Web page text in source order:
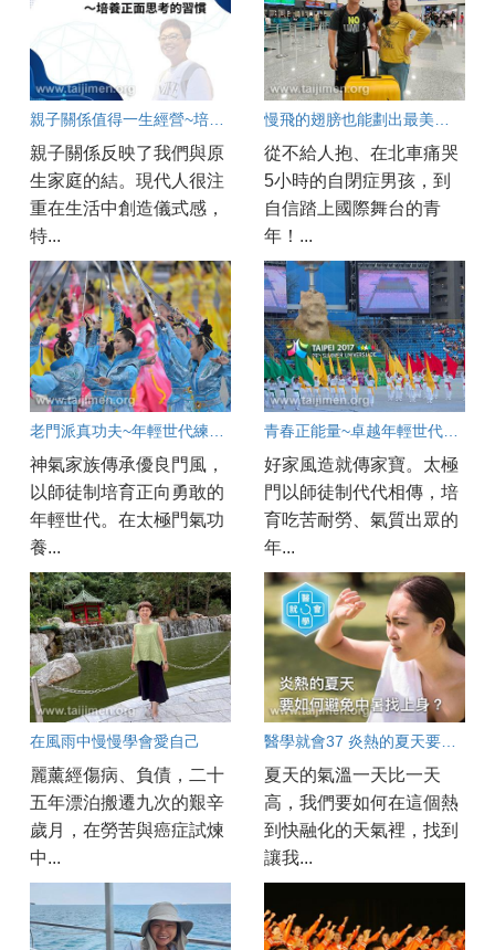
親子關係值得一生經營~培養...
親子關係反映了我們與原
生家庭的結。現代人很注
重在生活中創造儀式感，
特...
慢飛的翅膀也能劃出最美的弧線
從不給人抱、在北車痛哭
5小時的自閉症男孩，到
自信踏上國際舞台的青
年！...
神氣家族傳承優良門風，
以師徒制培育正向勇敢的
年輕世代。在太極門氣功
養...
好家風造就傳家寶。太極
門以師徒制代代相傳，培
育吃苦耐勞、氣質出眾的
年...
在風雨中慢慢學會愛自己
麗薰經傷病、負債，二十
五年漂泊搬遷九次的艱辛
歲月，在勞苦與癌症試煉
中...
夏天的氣溫一天比一天
高，我們要如何在這個熱
到快融化的天氣裡，找到
讓我...